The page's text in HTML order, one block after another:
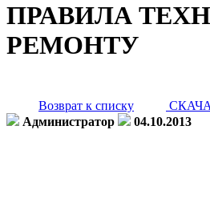
ПРАВИЛА
РЕМОНТУ
Возврат к списку
Администратор
04.10.2013